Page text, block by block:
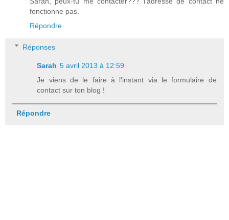
fonctionne pas.
Répondre
Réponses
Sarah 5 avril 2013 à 12:59
Je viens de le faire à l'instant via le formulaire de
contact sur ton blog !
Répondre